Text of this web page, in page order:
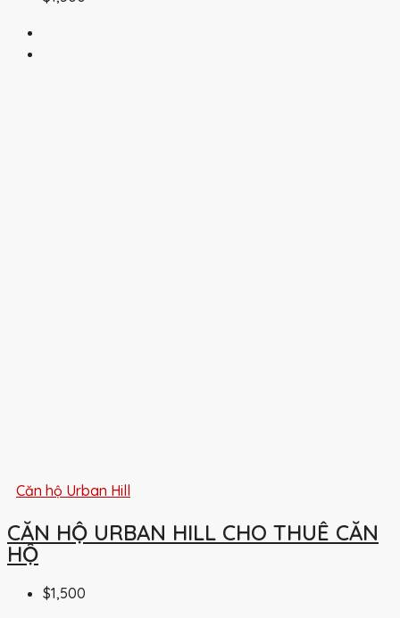
Căn hộ Urban Hill
CĂN HỘ URBAN HILL CHO THUÊ CĂN
HỘ
$1,500